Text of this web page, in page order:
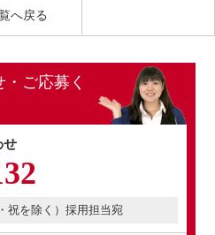
へ戻る
ご応募く
せ
祝を除く）採用担当宛